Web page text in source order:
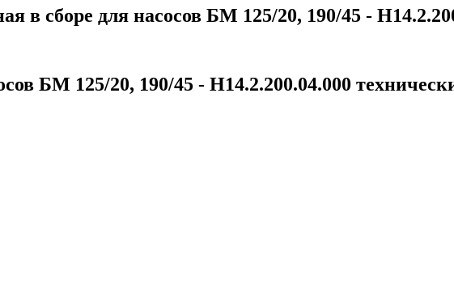
в сборе для насосов БМ 125/20, 190/45 -
БМ 125/20, 190/45 - Н14.2.200.04.000